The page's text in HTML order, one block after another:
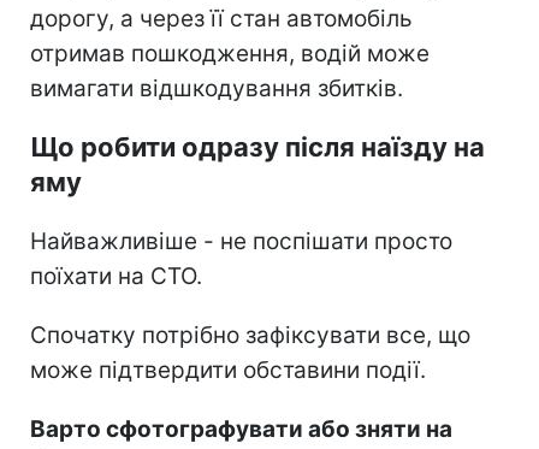
дорогу, а через її стан автомобіль
отримав пошкодження, водій може
вимагати відшкодування збитків.
Що робити одразу після наїзду на
яму
Найважливіше - не поспішати просто
поїхати на СТО.
Спочатку потрібно зафіксувати все, що
може підтвердити обставини події.
Варто сфотографувати або зняти на